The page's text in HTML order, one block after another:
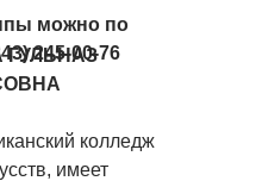
ГУЛЬНАЗ
колледж
имеет
можно по
245-00-76